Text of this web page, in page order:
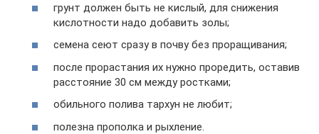
грунт должен быть не кислый, для снижения
кислотности надо добавить золы;
семена сеют сразу в почву без проращивания;
после прорастания их нужно проредить, оставив
расстояние 30 см между ростками;
обильного полива тархун не любит;
полезна прополка и рыхление.